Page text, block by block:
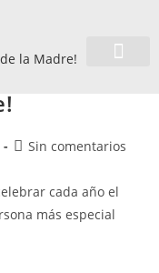
Sin comentarios
cada año el
más especial